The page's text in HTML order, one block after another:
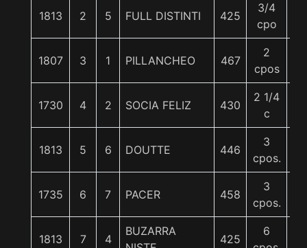
1813 2 5 FULL DISTINTI 425
3/4
cpo
1807 3 1 PILLANCHEO 467
2
cpos
1730 4 2 SOCIA FELIZ 430
2 1/4
c
1813 5 6 DOUTTE 446
3
cpos.
1735 6 7 PACER 458
3
cpos.
1813 7 4
BUZARRA
425
6